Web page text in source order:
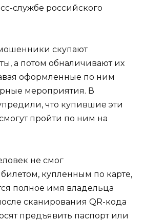
службе российского
скупают
а потом обналичивают их
оформленные по ним
мероприятия. В
что купившие эти
пройти по ним на
не смог
билетом, купленным по карте,
полное имя владельца
сканирования QR-кода
предъявить паспорт или